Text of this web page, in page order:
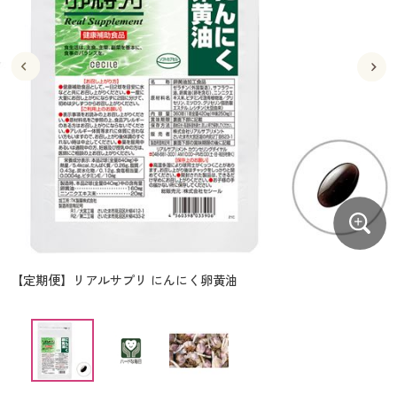
寝具・ベッド
カーテン・ラグ・ファブリック
美容・健康・サプリメント
制服・スクールすべて
制服・学生服
ジュニア・ティーンズ下着
大きいサイズ
大きいサイズ通販すべて
大きいサイズ レディース服
大きいサイズ レディース下着
バーゲン
バーゲンセール
シークレットセール
詳細検索
商品カテゴリ一覧
カタログ・チラシからのご注文
デジタルカタログ
カタログ無料プレゼント
カーテン・ラグ・ファブリック
制服・学生服
ジュニア・ティーンズ下着
大きいサイズ通販すべて
大きいサイズ レディース服
大きいサイズ レディース下着
大きいサイズ メンズ
バーゲン
バーゲンセール
シークレットセール
詳細検索
商品カテゴリ一覧
カタログ
カタログ・チラシからのご注文
カタログ無料プレゼント
会員メニュー
【定期便】リアルサプリ にんにく卵黄油